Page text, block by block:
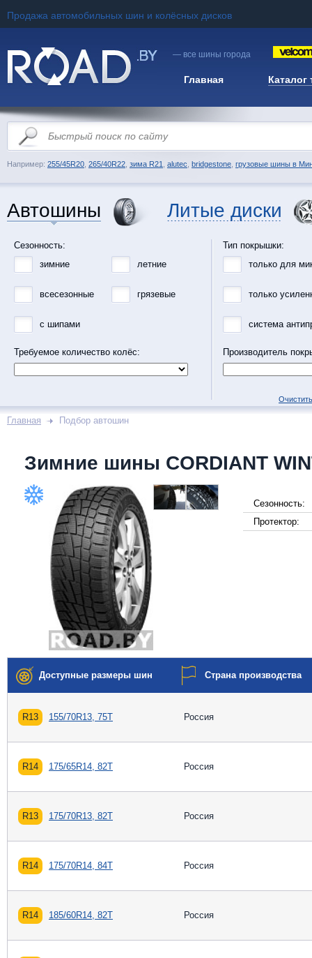
Продажа автомобильных шин и колёсных дисков
— все шины города
Главная Каталог
Например: 255/45R20 265/40R22 зима R21 alutec bridgestone грузовые шины в
Автошины Литые диски
Сезонность:
зимние
летние
всесезонные грязевые
с шипами
Требуемое количество колёс:
Тип покрышки:
только для
только
система
Производитель
Главная Подбор автошин
Зимние шины CORDIANT
Сезонность:
Протектор:
Доступные размеры шин Страна производства
R13 155/70R13, 75T Россия
R14 175/65R14, 82T Россия
R13 175/70R13, 82T Россия
R14 175/70R14, 84T Россия
R14 185/60R14, 82T Россия